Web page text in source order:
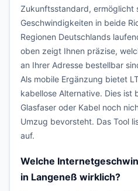
Zukunftsstandard, ermöglicht
Geschwindigkeiten in beide
Regionen Deutschlands
oben zeigt Ihnen präzise,
an Ihrer Adresse bestellbar
Als mobile Ergänzung bietet
kabellose Alternative. Dies ist
Glasfaser oder Kabel noch
Umzug bevorsteht. Das Tool
auf.
Welche
in Langeneß wirklich?